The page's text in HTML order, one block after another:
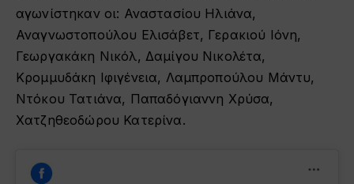
αγωνίστηκαν οι: Αναστασίου Ηλιάνα,
Αναγνωστοπούλου Ελισάβετ, Γερακιού Ιόνη,
Γεωργακάκη Νικόλ, Δαμίγου Νικολέτα,
Κρομμυδάκη Ιφιγένεια, Λαμπροπούλου Μάντυ,
Ντόκου Τατιάνα, Παπαδόγιαννη Χρύσα,
Χατζηθεοδώρου Κατερίνα.